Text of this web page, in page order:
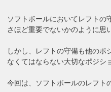
ソフトボールにおいてレフトの
さほど重要でないかのように思
しかし、レフトの守備も他のポ
なくてはならない大切なポジシ
今回は、ソフトボールのレフト